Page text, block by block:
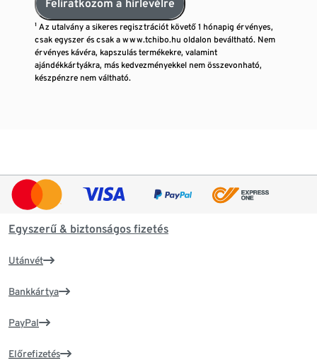
Feliratkozom a hírlevélre
¹ Az utalvány a sikeres regisztrációt követő 1 hónapig érvényes,
csak egyszer és csak a www.tchibo.hu oldalon beváltható. Nem
érvényes kávéra, kapszulás termékekre, valamint
ajándékkártyákra, más kedvezményekkel nem összevonható,
készpénzre nem váltható.
Egyszerű & biztonságos fizetés
Utánvét
Bankkártya
PayPal
Előrefizetés